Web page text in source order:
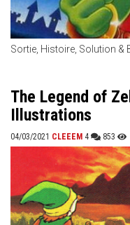
Sortie, Histoire, Solution
The Legend of
Illustrations
04/03/2021 CLEEEM 4 853